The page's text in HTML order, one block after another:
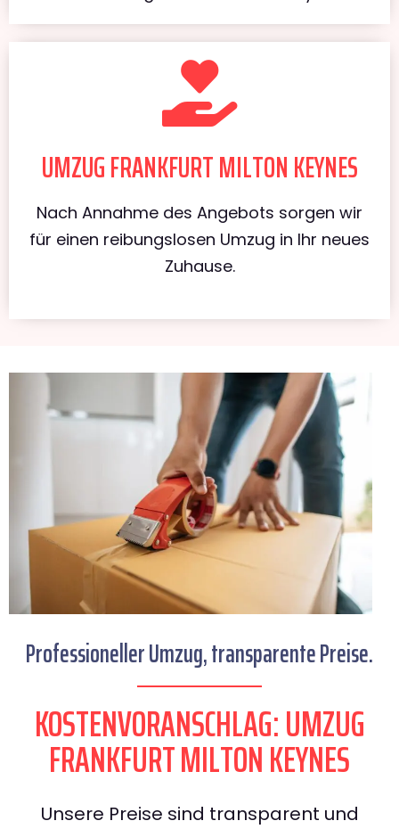
UMZUG FRANKFURT MILTON KEYNES
Nach Annahme des Angebots sorgen wir
für einen reibungslosen Umzug in Ihr neues
Zuhause.
Professioneller Umzug, transparente Preise.
KOSTENVORANSCHLAG: UMZUG
FRANKFURT MILTON KEYNES
Unsere Preise sind transparent und